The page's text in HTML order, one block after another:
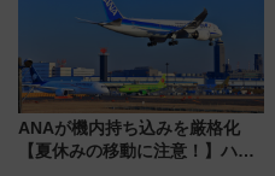
ANAが機内持ち込みを厳格化
【夏休みの移動に注意！】ハン